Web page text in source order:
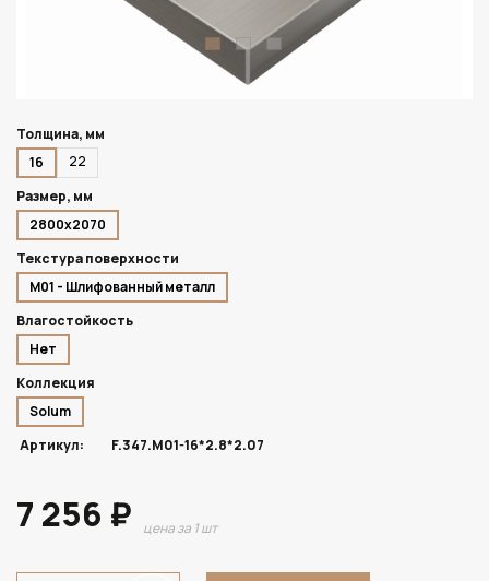
Толщина, мм
16
22
Размер, мм
2800х2070
Текстура поверхности
M01 - Шлифованный металл
Влагостойкость
Нет
Коллекция
Solum
Артикул:
F.347.M01-16*2.8*2.07
7 256 ₽ цена за 1 шт